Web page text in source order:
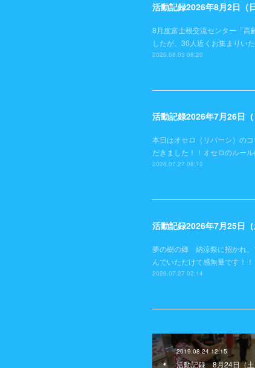
活動記録2026年8月2日（
8月度富士根交流センター「高
したが、30人近くお集まりい
2026.08.03 08:20
活動記録2026年7月26日
本日はオセロ（リバーシ）の
だきました！！オセロのルー
2026.07.27 08:12
活動記録2026年7月25日
夢の樹の郷 納涼祭に招かれ、
んでいただけて感無量です！！
2026.07.27 03:14
2019.08.24 12:15
活動記録 8月24日（